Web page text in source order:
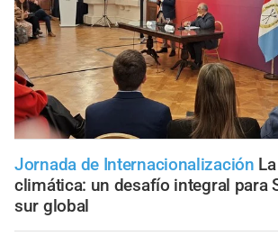
Jornada de Internacionalización
climática: un desafío integral para
sur global